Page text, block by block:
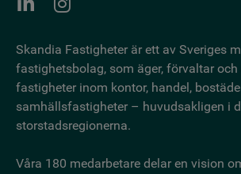
Skandia Fastigheter är ett av Sveriges
fastighetsbo­lag, som äger, förvaltar
fastigheter inom kontor, handel,
samhällsfastigheter – huvudsakligen i
storstadsregionerna.
Våra 180 medarbetare delar en vision